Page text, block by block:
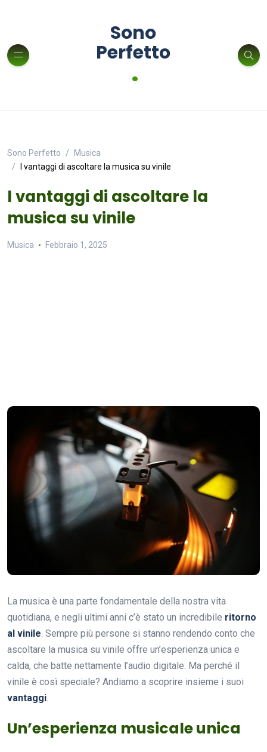
Sono
Perfetto
.
Sono Perfetto
Musica
I vantaggi di ascoltare la musica su vinile
I vantaggi di ascoltare la
musica su vinile
Musica Febbraio 1, 2025
La musica è una parte fondamentale della nostra vita
quotidiana, e negli ultimi anni c’è stato un incredibile ritorno
al vinile. Sempre più persone si stanno rendendo conto che
ascoltare la musica su vinile offre un’esperienza unica e
calda, che batte nettamente l’audio digitale. Ma perché il
vinile è così speciale? Andiamo a scoprire insieme i suoi
vantaggi.
Un’esperienza musicale unica